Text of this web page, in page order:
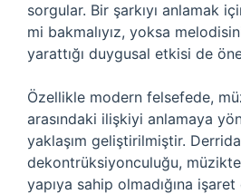
sorgular. Bir şarkıyı anlamak
mi bakmalıyız, yoksa
yarattığı duygusal etkisi de
Özellikle modern felsefede,
arasındaki ilişkiyi anlamaya
yaklaşım geliştirilmiştir.
dekontrüksiyonculuğu,
yapıya sahip olmadığına